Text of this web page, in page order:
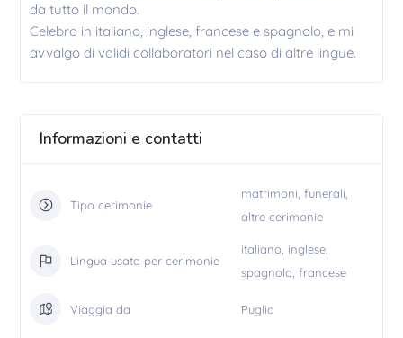
da tutto il mondo.
Celebro in italiano, inglese, francese e spagnolo, e mi
avvalgo di validi collaboratori nel caso di altre lingue.
Informazioni e contatti
Tipo cerimonie
matrimoni, funerali,
altre cerimonie
Lingua usata per cerimonie
italiano, inglese,
spagnolo, francese
Viaggia da Puglia